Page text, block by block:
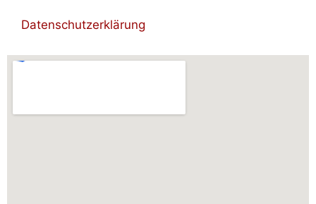
Datenschutzerklärung